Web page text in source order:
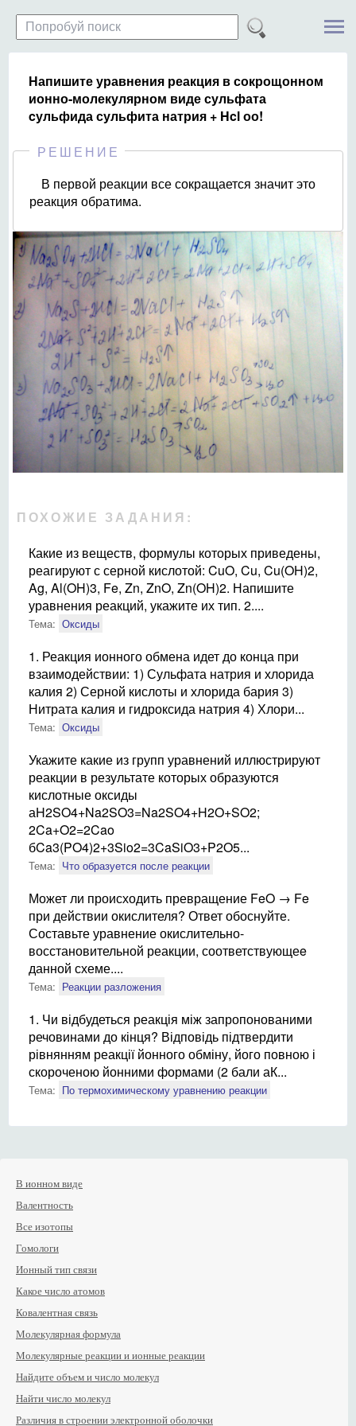
Напишите уравнения реакция в сокрощонном
ионно-молекулярном виде сульфата
cульфида сульфита натрия + Hcl оо!
РЕШЕНИЕ
В первой реакции все сокращается значит это
реакция обратима.
ПОХОЖИЕ ЗАДАНИЯ:
Какие из веществ, формулы которых приведены,
реагируют с серной кислотой: CuO, Cu, Cu(OH)2,
Ag, Al(OH)3, Fe, Zn, ZnO, Zn(OH)2. Напишите
уравнения реакций, укажите их тип. 2....
Тема: Оксиды
1. Реакция ионного обмена идет до конца при
взаимодействии: 1) Сульфата натрия и хлорида
калия 2) Серной кислоты и хлорида бария 3)
Нитрата калия и гидроксида натрия 4) Хлори...
Тема: Оксиды
Укажите какие из групп уравнений иллюстрируют
реакции в результате которых образуются
кислотные оксиды
аH2SO4+Na2SO3=Na2SO4+H2O+SO2;
2Ca+O2=2Cao
бCa3(PO4)2+3Sio2=3CaSiO3+P2O5...
Тема: Что образуется после реакции
Может ли происходить превращение FeO → Fe
при действии окислителя? Ответ обоснуйте.
Составьте уравнение окислительно-
восстановительной реакции, соответствующеe
данной схеме....
Тема: Реакции разложения
1. Чи відбудеться реакція між запропонованими
речовинами до кінця? Відповідь підтвердити
рівнянням реакції йонного обміну, його повною і
скороченою йонними формами (2 бали аК...
Тема: По термохимическому уравнению реакции
В ионном виде
Валентность
Все изотопы
Гомологи
Ионный тип связи
Какое число атомов
Ковалентная связь
Молекулярная формула
Молекулярные реакции и ионные реакции
Найдите объем и число молекул
Найти число молекул
Различия в строении электронной оболочки